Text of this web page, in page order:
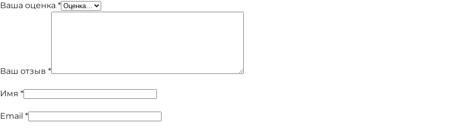
Ваша оценка *
Ваш отзыв *
Имя *
Email *